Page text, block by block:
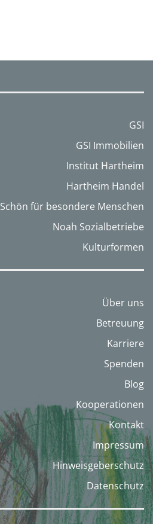
GSI
GSI Immobilien
Institut Hartheim
Hartheim Handel
Schön für besondere Menschen
Noah Sozialbetriebe
Kulturformen
Über uns
Betreuung
Karriere
Spenden
Blog
Kooperationen
Kontakt
Impressum
Hinweisgeberschutz
Datenschutz